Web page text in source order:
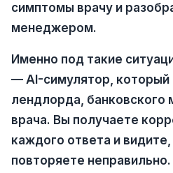
симптомы врачу и
менеджером.
Именно под такие
— AI-симулятор, который
лендлорда, банковского
врача. Вы получаете
каждого ответа и
повторяете